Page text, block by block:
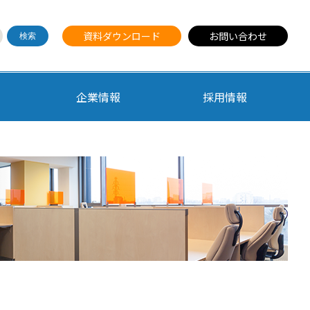
資料ダウンロード お問い合わせ
企業情報 採用情報